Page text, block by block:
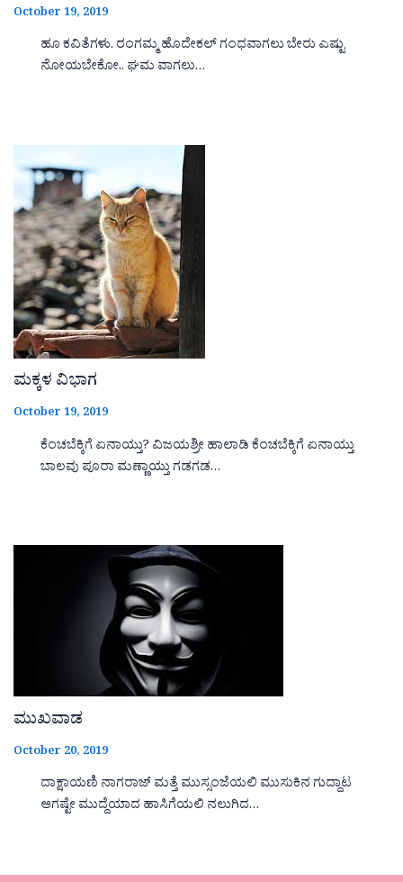
October 19, 2019
ಹೂ ಕವಿತೆಗಳು. ರಂಗಮ್ಮ ಹೊದೇಕಲ್ ಗಂಧವಾಗಲು ಬೇರು ಎಷ್ಟು
ನೋಯಬೇಕೋ.. ಘಮ ವಾಗಲು…
ಮಕ್ಕಳ ವಿಭಾಗ
October 19, 2019
ಕೆಂಚಬೆಕ್ಕಿಗೆ ಏನಾಯ್ತು? ವಿಜಯಶ್ರೀ ಹಾಲಾಡಿ ಕೆಂಚಬೆಕ್ಕಿಗೆ ಏನಾಯ್ತು
ಬಾಲವು ಪೂರಾ ಮಣ್ಣಾಯ್ತು ಗಡಗಡ…
ಮುಖವಾಡ
October 20, 2019
ದಾಕ್ಷಾಯಣಿ ನಾಗರಾಜ್ ಮತ್ತೆ ಮುಸ್ಸಂಜೆಯಲಿ ಮುಸುಕಿನ ಗುದ್ದಾಟ
ಆಗಷ್ಟೇ ಮುದ್ದೆಯಾದ ಹಾಸಿಗೆಯಲಿ ನಲುಗಿದ…